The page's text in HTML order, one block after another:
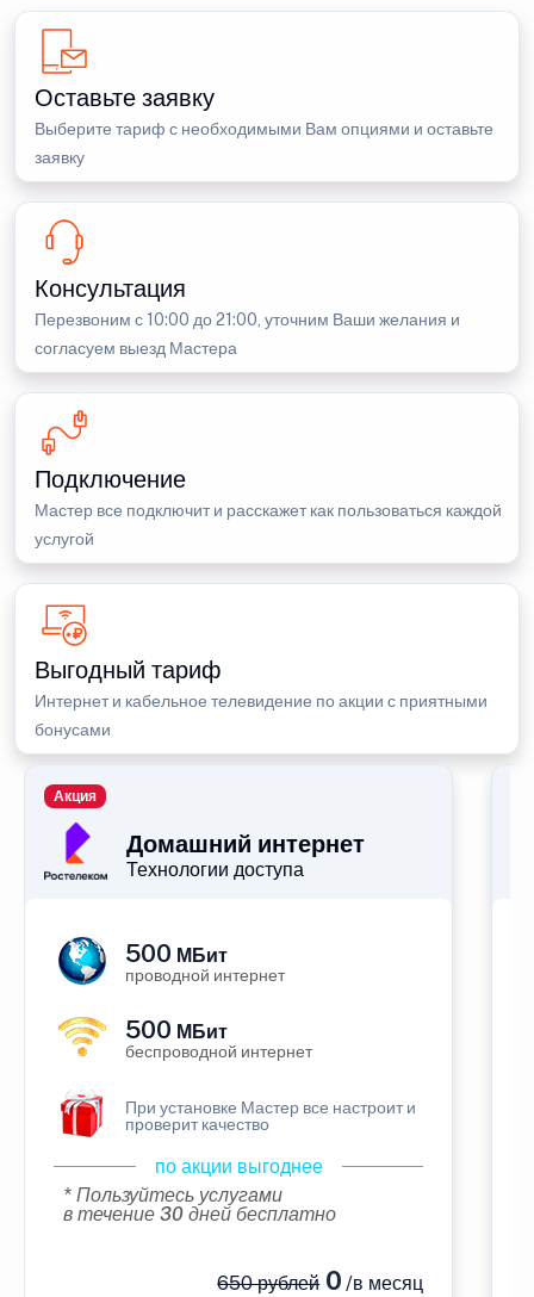
Оставьте заявку
Выберите тариф с необходимыми Вам опциями и оставьте
заявку
Консультация
Перезвоним с 10:00 до 21:00, уточним Ваши желания и
согласуем выезд Мастера
Подключение
Мастер все подключит и расскажет как пользоваться каждой
услугой
Выгодный тариф
Интернет и кабельное телевидение по акции с приятными
бонусами
Домашний интернет
Технологии доступа
Акция
500 МБит
проводной интернет
500 МБит
беспроводной интернет
При установке Мастер все настроит и
проверит качество
по акции выгоднее
* Пользуйтесь услугами
в течение 30 дней бесплатно
650 рублей0 /в месяц